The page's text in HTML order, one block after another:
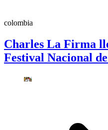
colombia
Charles La Firma
Festival Nacional